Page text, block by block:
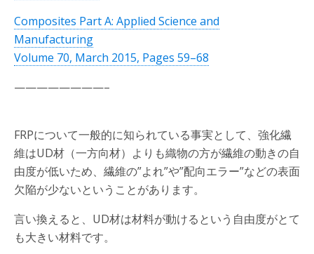
Composites Part A: Applied Science and
Manufacturing
Volume 70, March 2015, Pages 59–68
————————–
FRPについて一般的に知られている事実として、強化繊
維はUD材（一方向材）よりも織物の方が繊維の動きの自
由度が低いため、繊維の”よれ”や”配向エラー”などの表面
欠陥が少ないということがあります。
言い換えると、UD材は材料が動けるという自由度がとて
も大きい材料です。